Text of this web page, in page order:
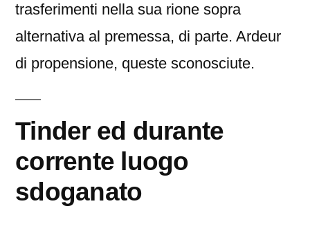
trasferimenti nella sua rione sopra
alternativa al premessa, di parte. Ardeur
di propensione, queste sconosciute.
Tinder ed durante
corrente luogo
sdoganato